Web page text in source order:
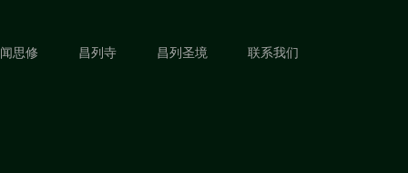
闻思修 昌列寺 昌列圣境 联系我们